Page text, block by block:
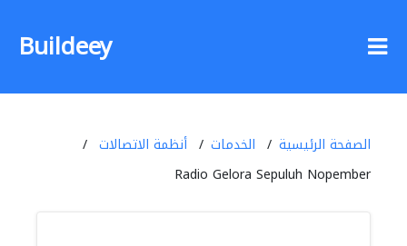
Buildeey
الصفحة الرئيسية الخدمات
أنظمة الاتصالات
Radio Gelora Sepuluh Nopember